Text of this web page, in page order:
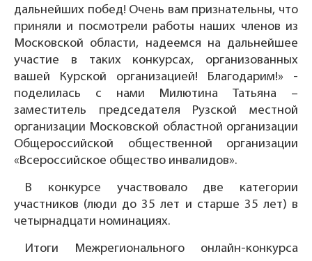
дальнейших побед! Очень вам признательны, что
приняли и посмотрели работы наших членов из
Московской области, надеемся на дальнейшее
участие в таких конкурсах, организованных
вашей Курской организацией! Благодарим!» -
поделилась с нами Милютина Татьяна –
заместитель председателя Рузской местной
организации Московской областной организации
Общероссийской общественной организации
«Всероссийское общество инвалидов».
В конкурсе участвовало две категории
участников (люди до 35 лет и старше 35 лет) в
четырнадцати номинациях.
Итоги Межрегионального онлайн-конкурса